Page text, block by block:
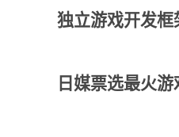
独立游戏开发框
日媒票选最火